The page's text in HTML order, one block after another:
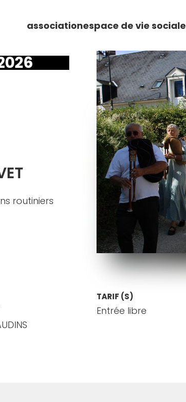
associationespace de vie sociale
routiniers
TARIF (S)
Entrée libre